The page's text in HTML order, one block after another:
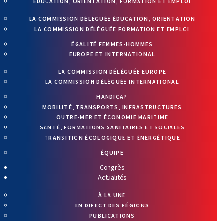
LA COMMISSION DÉLÉGUÉE ÉDUCATION, ORIENTATION
LA COMMISSION DÉLÉGUÉE FORMATION ET EMPLOI
ÉGALITÉ FEMMES-HOMMES
EUROPE ET INTERNATIONAL
LA COMMISSION DÉLÉGUÉE EUROPE
LA COMMISSION DÉLÉGUÉE INTERNATIONAL
HANDICAP
MOBILITÉ, TRANSPORTS, INFRASTRUCTURES
OUTRE-MER ET ÉCONOMIE MARITIME
SANTÉ, FORMATIONS SANITAIRES ET SOCIALES
TRANSITION ÉCOLOGIQUE ET ÉNERGÉTIQUE
ÉQUIPE
Congrès
Actualités
À LA UNE
EN DIRECT DES RÉGIONS
PUBLICATIONS